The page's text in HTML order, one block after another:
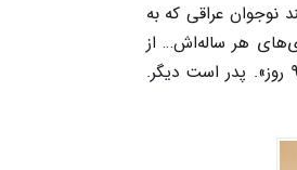
نوجوان عراقی که به
هر ساله‌اش… از
ذی‌قار آمده بودند. خود را جمع‌وجور کردم و پرسیدم: علی موقع شهادت چندساله بود؟ گفت: «۱۸ سال و ۲ ماه و ۹ روز». پدر است دیگر.